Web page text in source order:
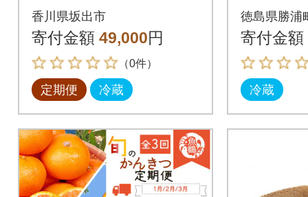
ルーツとさぬきの特
産品の定期便【Cコー
ス4回】全4回
香川県坂出市
寄付金額 49,000円
（0件）
定期便 冷蔵
農産物
徳島県勝浦
寄付金額
冷蔵